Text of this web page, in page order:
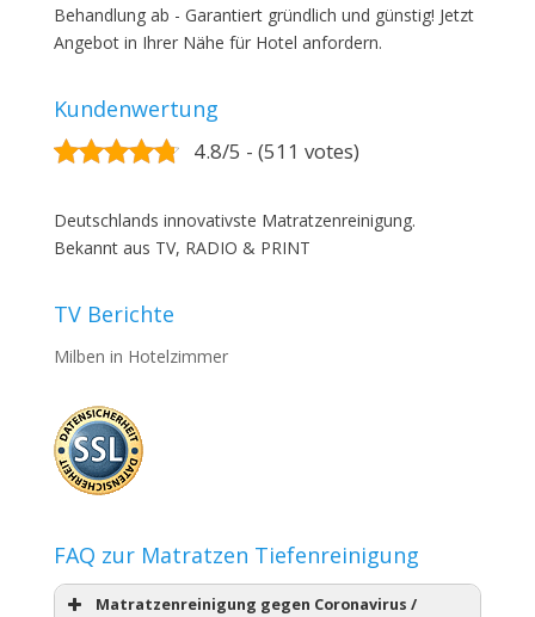
Behandlung ab - Garantiert gründlich und günstig! Jetzt
Angebot in Ihrer Nähe für Hotel anfordern.
Kundenwertung
4.8/5 - (511 votes)
Deutschlands innovativste Matratzenreinigung.
Bekannt aus TV, RADIO & PRINT
TV Berichte
Milben in Hotelzimmer
FAQ zur Matratzen Tiefenreinigung
Matratzenreinigung gegen Coronavirus /